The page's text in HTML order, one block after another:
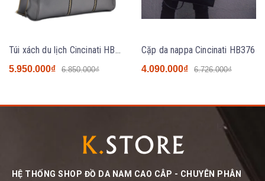
Túi xách du lịch Cincinati HB407 Saigon Rock - Grey
5.950.000₫ 6.850.000₫
Cặp da nappa Cincinati HB376
4.090.000₫ 6.726.000₫
HỆ THỐNG SHOP ĐỒ DA NAM CAO CÂP - CHUYÊN PHÂN